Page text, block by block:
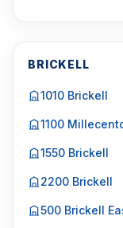
BRICKELL
1010 Brickell
1100
1550 Brickell
2200 Brickell
500 Brickell